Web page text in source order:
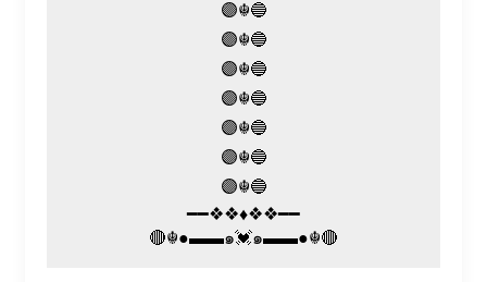
🟣☬🔵
🟣☬🔵
🟣☬🔵
🟣☬🔵
🟣☬🔵
🟣☬🔵
🟣☬🔵
━━❖❖♦️❖❖━━
🔴☬●▬▬๑💓๑▬▬●☬🔴